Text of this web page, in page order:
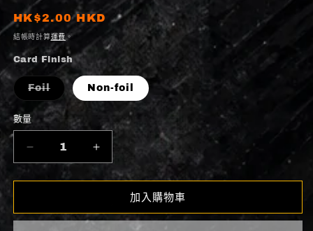
定
價
HK$2.00 HKD
結帳時計算運費。
Card Finish
Foil子
類
已
售
供
Non-foil
數
量
數量
045
Zealous
|
EOE-
045
Zealous
Display
|
加入購物車